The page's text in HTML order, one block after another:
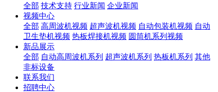
全部 技术支持 行业新闻 企业新闻
视频中心
全部 高周波机视频 超声波机视频 自动包装机视频 自动
卫生垫机视频 热板焊接机视频 圆筒机系列视频
新品展示
全部 自动高周波机系列 超声波机系列 热板机系列 其他
非标设备
联系我们
招聘中心